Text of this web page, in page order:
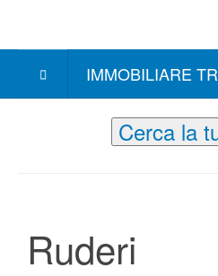
IMMOBILIARE
Cerca la
Ruderi